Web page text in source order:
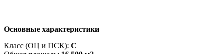
Основные характеристики
Класс (ОЦ и ПСК): C